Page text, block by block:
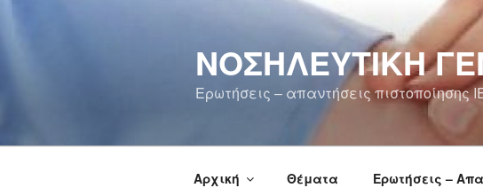
ΝΟΣΗΛΕΥΤΙΚΉ
Ερωτήσεις – απαντήσεις πιστοποίησης
Αρχική Θέματα Ερωτήσεις –